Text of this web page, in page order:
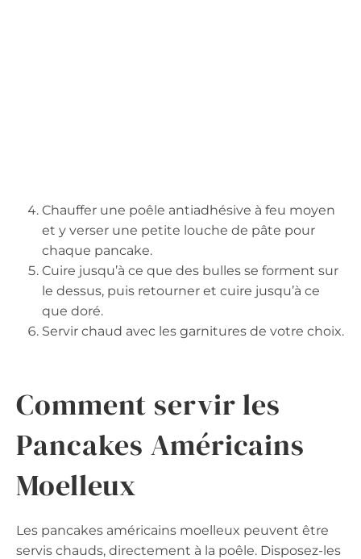
Chauffer une poêle antiadhésive à feu moyen
et y verser une petite louche de pâte pour
chaque pancake.
Cuire jusqu’à ce que des bulles se forment sur
le dessus, puis retourner et cuire jusqu’à ce
que doré.
Servir chaud avec les garnitures de votre choix.
Comment servir les
Pancakes Américains
Moelleux
Les pancakes américains moelleux peuvent être
servis chauds, directement à la poêle. Disposez-les